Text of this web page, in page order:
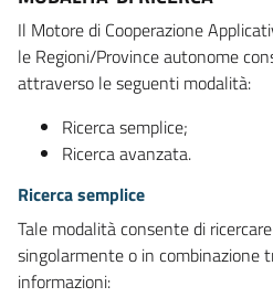
Il Motore di Cooperazione
le Regioni/Province autonome
attraverso le seguenti modalità:
Ricerca semplice;
Ricerca avanzata.
Ricerca semplice
Tale modalità consente di
singolarmente o in combinazione
informazioni: